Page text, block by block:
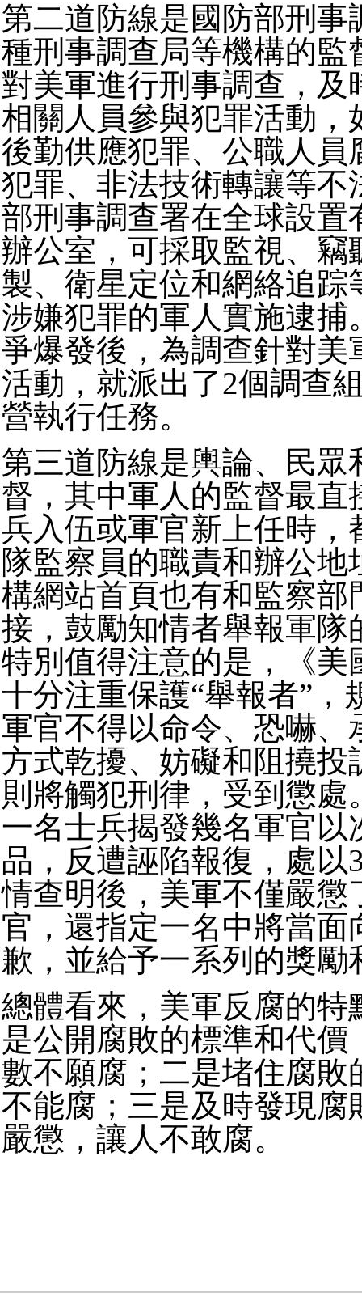
第二道防線是國防部刑事
種刑事調查局等機構的監
對美軍進行刑事調查，及
相關人員參與犯罪活動，
後勤供應犯罪、公職人員
犯罪、非法技術轉讓等不
部刑事調查署在全球設置
辦公室，可採取監視、竊
製、衛星定位和網絡追踪
涉嫌犯罪的軍人實施逮捕
爭爆發後，為調查針對美
活動，就派出了2個調查
營執行任務。
第三道防線是輿論、民眾
督，其中軍人的監督最直
兵入伍或軍官新上任時，
隊監察員的職責和辦公地
構網站首頁也有和監察部
接，鼓勵知情者舉報軍隊
特別值得注意的是，《美
十分注重保護“舉報者”，
軍官不得以命令、恐嚇、
方式乾擾、妨礙和阻撓投
則將觸犯刑律，受到懲處
一名士兵揭發幾名軍官以
品，反遭誣陷報復，處以
情查明後，美軍不僅嚴懲
官，還指定一名中將當面
歉，並給予一系列的獎勵
總體看來，美軍反腐的特
是公開腐敗的標準和代價
數不願腐；二是堵住腐敗
不能腐；三是及時發現腐
嚴懲，讓人不敢腐。